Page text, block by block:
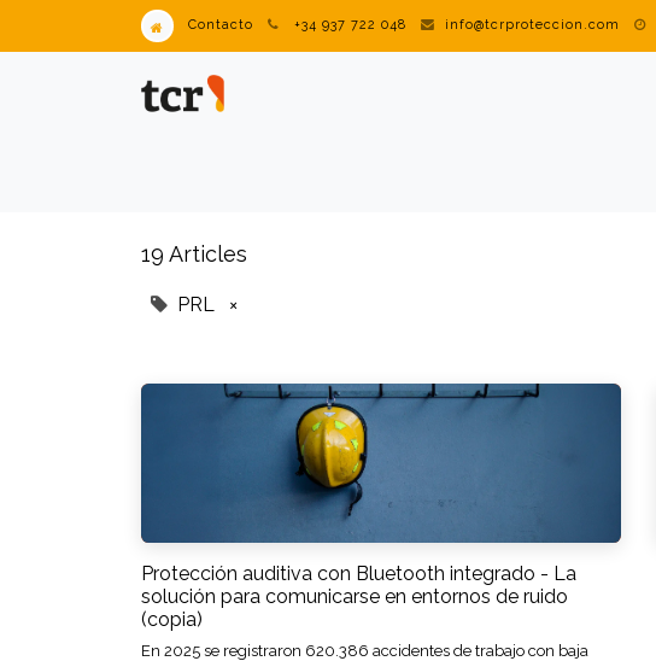
Contacto +34 937 722 048 info@tcrproteccion.com
19 Articles
PRL ×
Protección auditiva con Bluetooth integrado - La
solución para comunicarse en entornos de ruido
(copia)
En 2025 se registraron 620.386 accidentes de trabajo con baja